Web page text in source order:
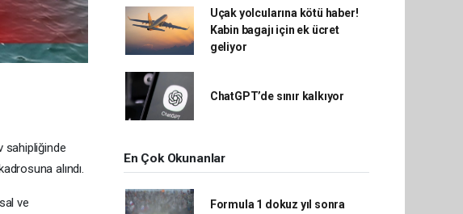
sahipliğinde
alındı.
ve
Uçak yolcularına kötü haber!
Kabin bagajı için ek ücret
geliyor
ChatGPT’de sınır kalkıyor
En Çok Okunanlar
Formula 1 dokuz yıl sonra